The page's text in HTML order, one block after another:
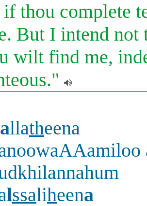
thou complete
But I intend
wilt find me,
allatheena
lssaliheena